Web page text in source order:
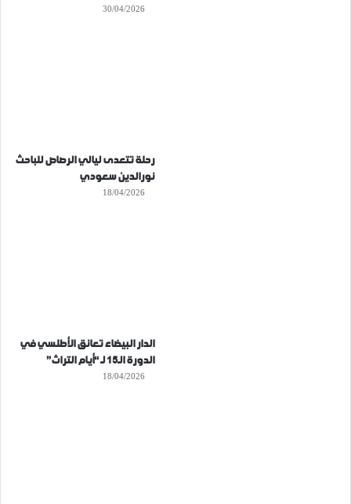
30/04/2026
رحلة تتعدى ليالي الرصاص للباحث
نورالدين سعودي
18/04/2026
الدار البيضاء تعانق الأطلسي في
الدورة الـ15 لـ “أيام التراث”
18/04/2026